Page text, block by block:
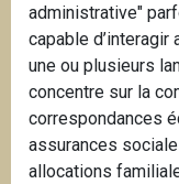
administrative"
capable
une ou plusieurs
concentre sur la
correspondances
assurances
allocations